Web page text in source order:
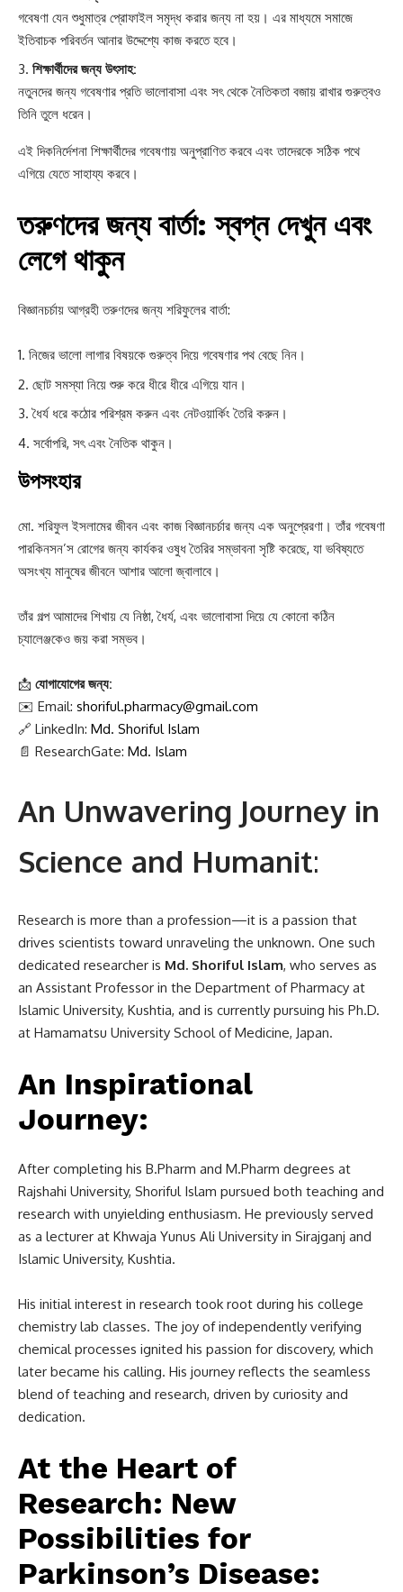
গবেষণা যেন শুধুমাত্র প্রোফাইল সমৃদ্ধ করার জন্য না হয়। এর মাধ্যমে সমাজে
ইতিবাচক পরিবর্তন আনার উদ্দেশ্যে কাজ করতে হবে।
শিক্ষার্থীদের জন্য উৎসাহ:
নতুনদের জন্য গবেষণার প্রতি ভালোবাসা এবং সৎ থেকে নৈতিকতা বজায় রাখার গুরুত্বও
তিনি তুলে ধরেন।
এই দিকনির্দেশনা শিক্ষার্থীদের গবেষণায় অনুপ্রাণিত করবে এবং তাদেরকে সঠিক পথে
এগিয়ে যেতে সাহায্য করবে।
তরুণদের জন্য বার্তা: স্বপ্ন দেখুন এবং
লেগে থাকুন
বিজ্ঞানচর্চায় আগ্রহী তরুণদের জন্য শরিফুলের বার্তা:
নিজের ভালো লাগার বিষয়কে গুরুত্ব দিয়ে গবেষণার পথ বেছে নিন।
ছোট সমস্যা নিয়ে শুরু করে ধীরে ধীরে এগিয়ে যান।
ধৈর্য ধরে কঠোর পরিশ্রম করুন এবং নেটওয়ার্কিং তৈরি করুন।
সর্বোপরি, সৎ এবং নৈতিক থাকুন।
উপসংহার
মো. শরিফুল ইসলামের জীবন এবং কাজ বিজ্ঞানচর্চার জন্য এক অনুপ্রেরণা। তাঁর গবেষণা
পারকিনসন’স রোগের জন্য কার্যকর ওষুধ তৈরির সম্ভাবনা সৃষ্টি করেছে, যা ভবিষ্যতে
অসংখ্য মানুষের জীবনে আশার আলো জ্বালাবে।
তাঁর গল্প আমাদের শিখায় যে নিষ্ঠা, ধৈর্য, এবং ভালোবাসা দিয়ে যে কোনো কঠিন
চ্যালেঞ্জকেও জয় করা সম্ভব।
📩 যোগাযোগের জন্য:
✉️ Email: shoriful.pharmacy@gmail.com
🔗 LinkedIn: Md. Shoriful Islam
📄 ResearchGate: Md. Islam
An Unwavering Journey in
Science and Humanit:
Research is more than a profession—it is a passion that
drives scientists toward unraveling the unknown. One such
dedicated researcher is Md. Shoriful Islam, who serves as
an Assistant Professor in the Department of Pharmacy at
Islamic University, Kushtia, and is currently pursuing his Ph.D.
at Hamamatsu University School of Medicine, Japan.
An Inspirational
Journey:
After completing his B.Pharm and M.Pharm degrees at
Rajshahi University, Shoriful Islam pursued both teaching and
research with unyielding enthusiasm. He previously served
as a lecturer at Khwaja Yunus Ali University in Sirajganj and
Islamic University, Kushtia.
His initial interest in research took root during his college
chemistry lab classes. The joy of independently verifying
chemical processes ignited his passion for discovery, which
later became his calling. His journey reflects the seamless
blend of teaching and research, driven by curiosity and
dedication.
At the Heart of
Research: New
Possibilities for
Parkinson’s Disease: